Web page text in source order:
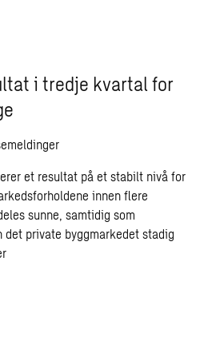
i tredje kvartal for
et resultat på et stabilt nivå for
innen flere
sunne, samtidig som
det private byggmarkedet stadig